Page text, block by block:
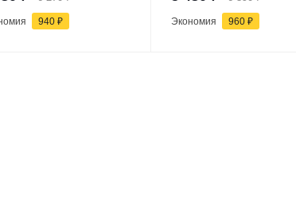
940 ₽ Экономия 960 ₽